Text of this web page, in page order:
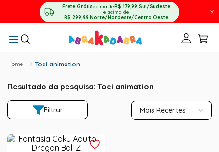
Frete Grátisacima deR$ 179,99 Sul/Sudeste
e acima de
R$ 299,99 Norte/Nordeste/Centro Oeste
X
Toei animation
Resultado da pesquisa: Toei animation
Filtrar Mais Recentes